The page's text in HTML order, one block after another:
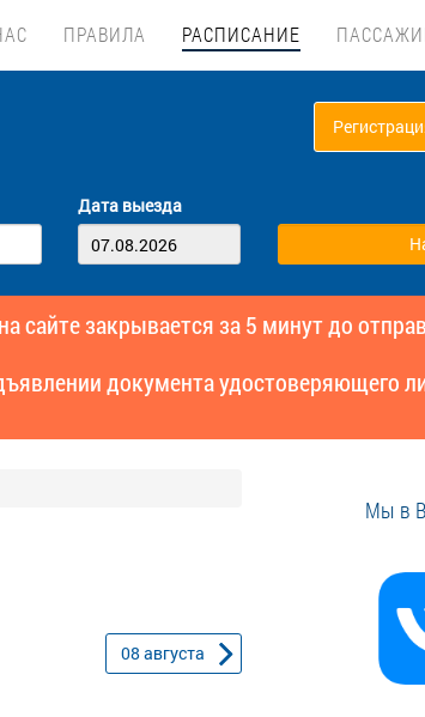
ПРАВИЛА РАСПИСАНИЕ
Дата выезда
сайте закрывается за 5 минут до
документа удостоверяющего
08 августа
Мы в